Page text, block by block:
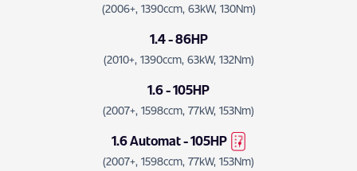
(2006+, 1390ccm, 63kW, 130Nm)
1.4 - 86HP
(2010+, 1390ccm, 63kW, 132Nm)
1.6 - 105HP
(2007+, 1598ccm, 77kW, 153Nm)
1.6 Automat - 105HP
(2007+, 1598ccm, 77kW, 153Nm)